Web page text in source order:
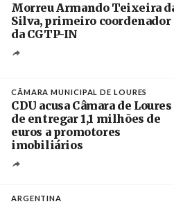
Morreu Armando Teixeira
Silva, primeiro coordenador
da CGTP-IN
CÂMARA MUNICIPAL DE LOURES
CDU acusa Câmara de Loures
de entregar 1,1 milhões de
euros a promotores
imobiliários
ARGENTINA